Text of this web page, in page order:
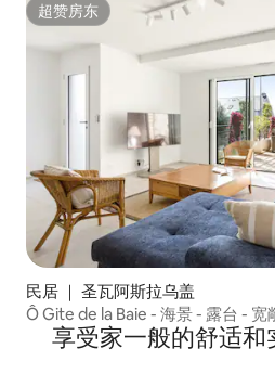
超赞房东
超赞房东
民居 ｜ 圣瓦阿斯拉乌盖
Ô Gite de la Baie - 海景 - 露台 - 宽
享受家一般的舒适